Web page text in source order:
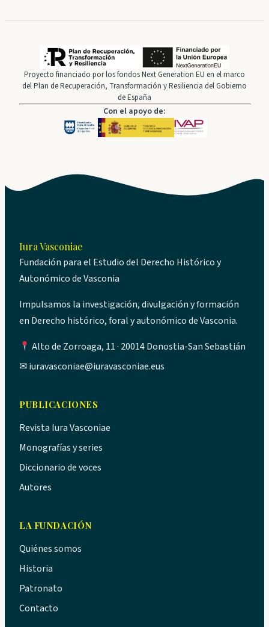
Proyecto financiado por los fondos Next Generation EU en el marco
del Plan de Recuperación, Transformación y Resiliencia del Gobierno
de España
Con el apoyo de:
Iura Vasconiae
Fundación para el Estudio del Derecho Histórico y
Autonómico de Vasconia
Impulsamos la investigación, divulgación y formación
en Derecho histórico, foral y autonómico de Vasconia.
Alto de Zorroaga, 11 · 20014 Donostia-San Sebastián
✉iuravasconiae@iuravasconiae.eus
PUBLICACIONES
Revista Iura Vasconiae
Monografías y series
Diccionario de voces
Autores
LA FUNDACIÓN
Quiénes somos
Historia
Patronato
Contacto